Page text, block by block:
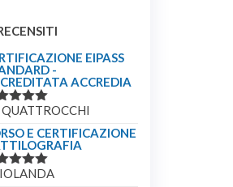
EIPASS
-
ACCREDIA
E CERTIFICAZIONE